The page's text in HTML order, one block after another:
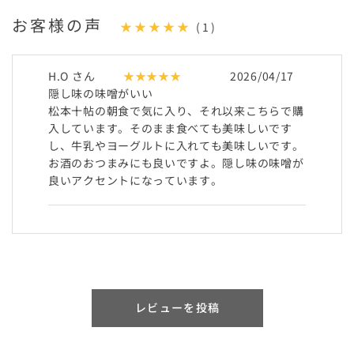
お客様の声 ★★★★★ (1)
H.O さん ★★★★★
2026/04/17
隠し味の味噌がいい
松本十帖の朝食で気に入り、それ以来こちらで購
入しています。そのまま食べても美味しいです
し、牛乳やヨーグルトに入れても美味しいです。
お酒のおつまみにも良いですよ。隠し味の味噌が
良いアクセントになっています。
レビューを投稿